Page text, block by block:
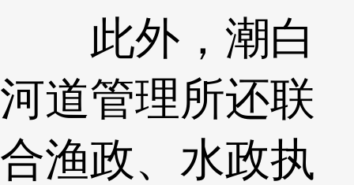
此外，潮白
河道管理所还联
合渔政、水政执